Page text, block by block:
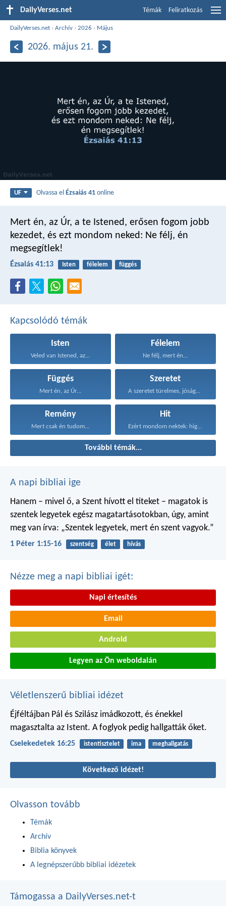
DailyVerses.net Témák Feliratkozás
DailyVerses.net ›Archív ›2026 › Május
2026. május 21.
UF Olvassa elÉzsaiás 41 online
Mert én, az Úr, a te Istened, erősen fogom jobb
kezedet, és ezt mondom neked: Ne félj, én
megsegítlek!
Ézsaiás 41:13 Isten félelem függés
Kapcsolódó témák
Isten
Veled van Istened, az...
Félelem
Ne félj, mert én...
Függés
Mert én, az Úr...
Szeretet
A szeretet türelmes, jóságos...
Remény
Mert csak én tudom...
Hit
Ezért mondom nektek: higgyétek...
További témák...
A napi bibliai ige
Hanem – mivel ő, a Szent hívott el titeket – magatok is
szentek legyetek egész magatartásotokban, úgy, amint
meg van írva: „Szentek legyetek, mert én szent vagyok.”
1 Péter 1:15-16 szentség élet hívás
Nézze meg a napi bibliai igét:
Napi értesítés
Email
Android
Legyen az Ön weboldalán
Véletlenszerű bibliai idézet
Éjféltájban Pál és Szilász imádkozott, és énekkel
magasztalta az Istent. A foglyok pedig hallgatták őket.
Cselekedetek 16:25 istentisztelet ima meghallgatás
Következő idézet!
Olvasson tovább
Témák
Archív
Biblia könyvek
A legnépszerűbb bibliai idézetek
Támogassa a DailyVerses.net-t